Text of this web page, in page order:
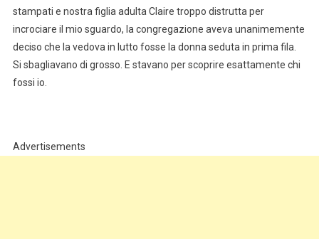
stampati e nostra figlia adulta Claire troppo distrutta per
incrociare il mio sguardo, la congregazione aveva unanimemente
deciso che la vedova in lutto fosse la donna seduta in prima fila.
Si sbagliavano di grosso. E stavano per scoprire esattamente chi
fossi io.
Advertisements